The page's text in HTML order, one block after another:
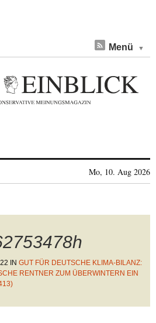
Menü
Mo, 10. Aug 2026
IN GUT FÜR DEUTSCHE KLIMA-BILANZ:
RENTNER ZUM ÜBERWINTERN EIN